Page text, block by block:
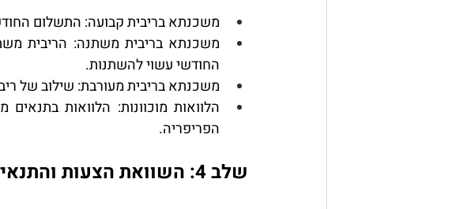
משכנתא בריבית קבועה: התשלום
משכנתא בריבית משתנה
החודשי עשוי להשתנות.
משכנתא בריבית מעורבת: שילוב של
הלוואות מוכוונות
הפריפריה.
שלב 4: השוואת הצעות והתנאים